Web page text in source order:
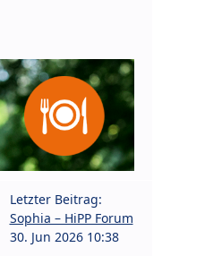
Letzter Beitrag:
Sophia – HiPP Forum
30. Jun 2026 10:38